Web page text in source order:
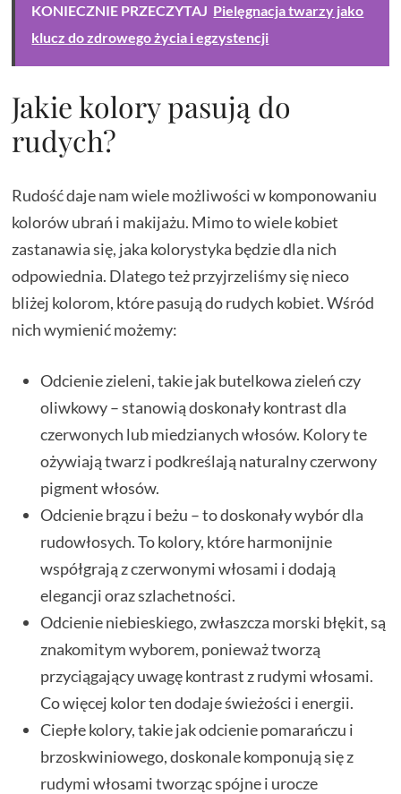
KONIECZNIE PRZECZYTAJ Pielęgnacja twarzy jako
klucz do zdrowego życia i egzystencji
Jakie kolory pasują do
rudych?
Rudość daje nam wiele możliwości w komponowaniu
kolorów ubrań i makijażu. Mimo to wiele kobiet
zastanawia się, jaka kolorystyka będzie dla nich
odpowiednia. Dlatego też przyjrzeliśmy się nieco
bliżej kolorom, które pasują do rudych kobiet. Wśród
nich wymienić możemy:
Odcienie zieleni, takie jak butelkowa zieleń czy
oliwkowy – stanowią doskonały kontrast dla
czerwonych lub miedzianych włosów. Kolory te
ożywiają twarz i podkreślają naturalny czerwony
pigment włosów.
Odcienie brązu i beżu – to doskonały wybór dla
rudowłosych. To kolory, które harmonijnie
współgrają z czerwonymi włosami i dodają
elegancji oraz szlachetności.
Odcienie niebieskiego, zwłaszcza morski błękit, są
znakomitym wyborem, ponieważ tworzą
przyciągający uwagę kontrast z rudymi włosami.
Co więcej kolor ten dodaje świeżości i energii.
Ciepłe kolory, takie jak odcienie pomarańczu i
brzoskwiniowego, doskonale komponują się z
rudymi włosami tworząc spójne i urocze